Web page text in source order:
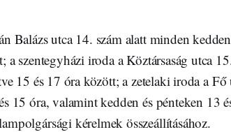
Balázs utca 14. szám alatt minden
a szentegyházi iroda a Köztársaság utca
15 és 17 óra között; a zetelaki iroda a
15 óra, valamint kedden és pénteken 13
kérelmek összeállításához.